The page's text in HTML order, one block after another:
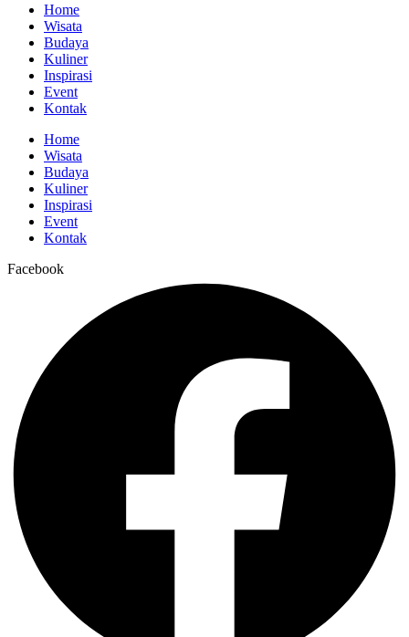
Home
Wisata
Budaya
Kuliner
Inspirasi
Event
Kontak
Home
Wisata
Budaya
Kuliner
Inspirasi
Event
Kontak
Facebook